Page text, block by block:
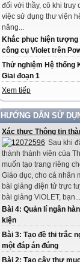
đối với thầy, cô khi truy
việc sử dụng thư viện
năng...
Khắc phục hiện
công cụ Violet trên
Thử nghiệm Hệ thống
Giai đoạn 1
Xem tiếp
HƯỚNG DẪN SỬ
Xác thực Thông tin
Sau khi
thành thành viên của
muốn tạo trang riêng
Giáo dục, cho cá nhân
bài giảng điện tử trực
bài giảng ViOLET, bạn...
Bài 4: Quản lí ngân
kiện
Bài 3: Tạo đề thi trắc
một đáp án đúng
Bài 2: Tạo cây thư